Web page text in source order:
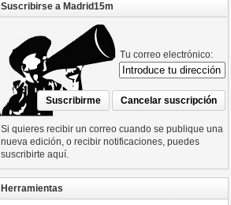
Suscribirse a Madrid15m
Tu correo electrónico:
Si quieres recibir un correo cuando se publique una
nueva edición, o recibir notificaciones, puedes
suscribirte aquí.
Herramientas